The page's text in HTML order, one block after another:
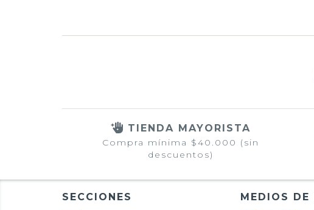
TIENDA MAYORISTA
Compra mínima $40.000 (sin
descuentos)
SECCIONES MEDIOS DE